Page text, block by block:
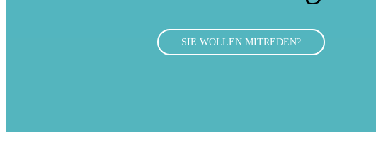
SIE WOLLEN MITREDEN?